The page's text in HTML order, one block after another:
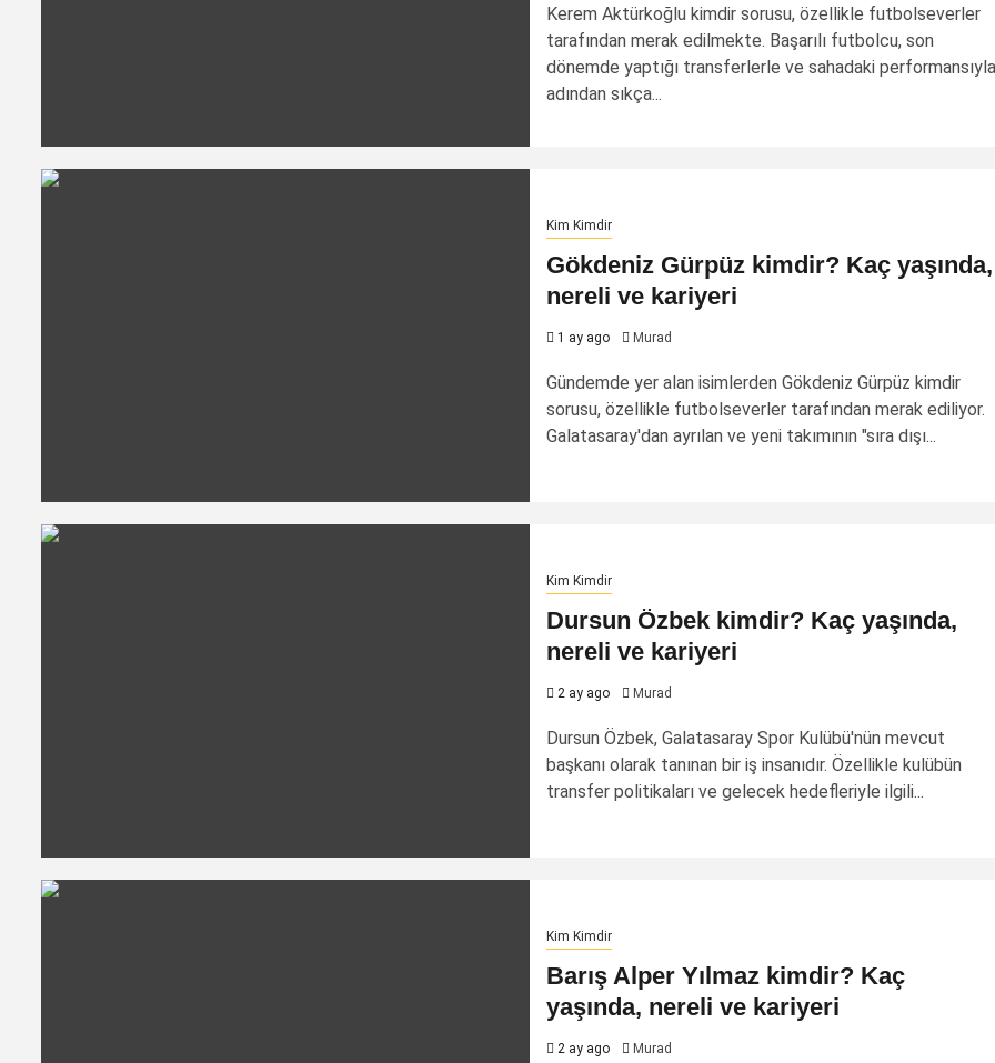
Kerem Aktürkoğlu kimdir sorusu, özellikle futbolseverler
tarafından merak edilmekte. Başarılı futbolcu, son
dönemde yaptığı transferlerle ve sahadaki performansıyla
adından sıkça...
Kim Kimdir
Gökdeniz Gürpüz kimdir? Kaç yaşında,
nereli ve kariyeri
1 ay ago Murad
Gündemde yer alan isimlerden Gökdeniz Gürpüz kimdir
sorusu, özellikle futbolseverler tarafından merak ediliyor.
Galatasaray'dan ayrılan ve yeni takımının "sıra dışı...
Kim Kimdir
Dursun Özbek kimdir? Kaç yaşında,
nereli ve kariyeri
2 ay ago Murad
Dursun Özbek, Galatasaray Spor Kulübü'nün mevcut
başkanı olarak tanınan bir iş insanıdır. Özellikle kulübün
transfer politikaları ve gelecek hedefleriyle ilgili...
Kim Kimdir
Barış Alper Yılmaz kimdir? Kaç
yaşında, nereli ve kariyeri
2 ay ago Murad